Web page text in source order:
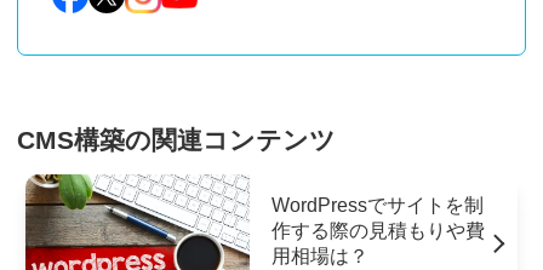
CMS構築の関連コンテンツ
WordPressでサイトを制
作する際の見積もりや費
用相場は？